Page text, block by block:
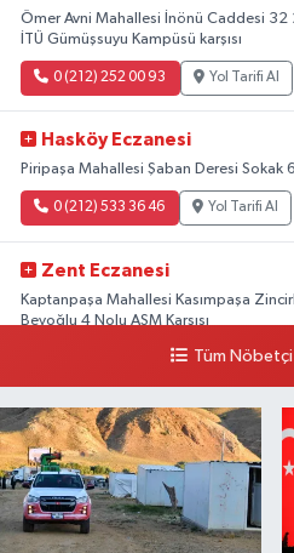
Ömer Avni Mahallesi İnönü Caddesi 32
İTÜ Gümüşsuyu Kampüsü karşısı
0 (212) 252 00 93 Yol Tarifi Al
Hasköy Eczanesi
Piripaşa Mahallesi Şaban Deresi Sokak
0 (212) 533 36 46 Yol Tarifi Al
Zent Eczanesi
Kaptanpaşa Mahallesi Kasımpaşa
Beyoğlu 4 Nolu ASM Karşısı
Yol Tarifi Al
Tüm